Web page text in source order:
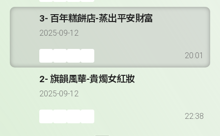
3- 百年糕餅店-蒸出平安財富
2025-09-12
20:01
2- 旗韻風華-貴燭女紅妝
2025-09-12
22:38